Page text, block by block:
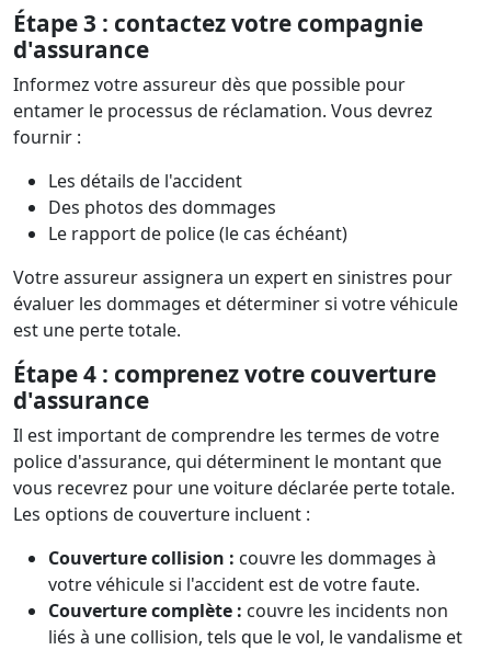
Étape 3 : contactez votre compagnie
d'assurance
Informez votre assureur dès que possible pour
entamer le processus de réclamation. Vous devrez
fournir :
Les détails de l'accident
Des photos des dommages
Le rapport de police (le cas échéant)
Votre assureur assignera un expert en sinistres pour
évaluer les dommages et déterminer si votre véhicule
est une perte totale.
Étape 4 : comprenez votre couverture
d'assurance
Il est important de comprendre les termes de votre
police d'assurance, qui déterminent le montant que
vous recevrez pour une voiture déclarée perte totale.
Les options de couverture incluent :
Couverture collision : couvre les dommages à
votre véhicule si l'accident est de votre faute.
Couverture complète : couvre les incidents non
liés à une collision, tels que le vol, le vandalisme et